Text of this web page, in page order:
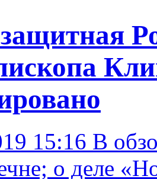
15:16 В
о деле